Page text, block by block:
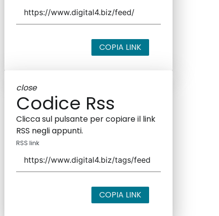
COPIA LINK
close
Codice Rss
Clicca sul pulsante per copiare il link
RSS negli appunti.
RSS link
COPIA LINK